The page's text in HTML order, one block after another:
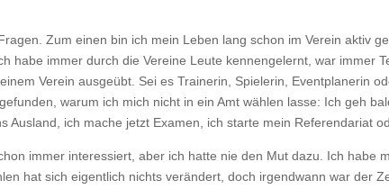
Zum einen bin ich mein Leben lang schon im Verein aktiv
habe immer durch die Vereine Leute kennengelernt, war immer
Verein ausgeübt. Sei es Trainerin, Spielerin, Eventplanerin
warum ich mich nicht in ein Amt wählen lasse: Ich geh
Ausland, ich mache jetzt Examen, ich starte mein Referendariat
immer interessiert, aber ich hatte nie den Mut dazu. Ich habe
hat sich eigentlich nichts verändert, doch irgendwann war der